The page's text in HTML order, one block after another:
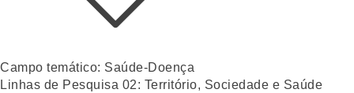
Campo temático: Saúde-Doença
Linhas de Pesquisa 02: Território, Sociedade e Saúde